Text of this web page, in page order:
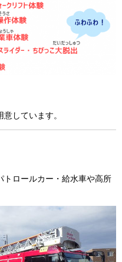
しています。
トロールカー・給水車や高所